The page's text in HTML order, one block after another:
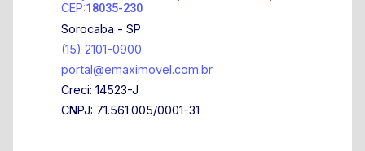
CEP:18035-230
Sorocaba - SP
(15) 2101-0900
portal@emaximovel.com.br
Creci: 14523-J
CNPJ: 71.561.005/0001-31